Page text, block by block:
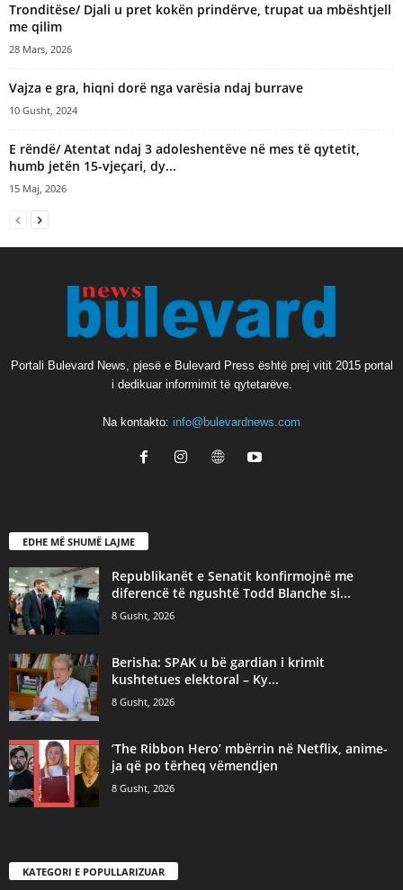
Tronditëse/ Djali u pret kokën prindërve, trupat ua mbështjell
me qilim
28 Mars, 2026
Vajza e gra, hiqni dorë nga varësia ndaj burrave
10 Gusht, 2024
E rëndë/ Atentat ndaj 3 adoleshentëve në mes të qytetit,
humb jetën 15-vjeçari, dy...
15 Maj, 2026
Portali Bulevard News, pjesë e Bulevard Press është prej vitit 2015 portal
i dedikuar informimit të qytetarëve.
Na kontakto: info@bulevardnews.com
EDHE MË SHUMË LAJME
Republikanët e Senatit konfirmojnë me
diferencë të ngushtë Todd Blanche si...
8 Gusht, 2026
Berisha: SPAK u bë gardian i krimit
kushtetues elektoral – Ky...
8 Gusht, 2026
‘The Ribbon Hero’ mbërrin në Netflix, anime-
ja që po tërheq vëmendjen
8 Gusht, 2026
KATEGORI E POPULLARIZUAR